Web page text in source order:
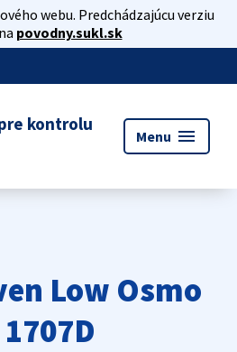
webu. Predchádzajúcu verziu
povodny.sukl.sk
kontrolu
Menu menu
Low Osmo